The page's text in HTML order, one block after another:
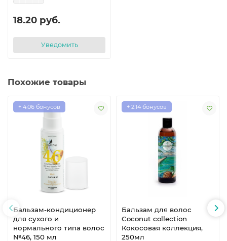
18.20 руб.
Уведомить
Похожие товары
+ 4.06 бонусов
Бальзам-кондиционер
для сухого и
нормального типа волос
№46, 150 мл
+ 2.14 бонусов
Бальзам для волос
Coconut collection
Кокосовая коллекция,
250мл